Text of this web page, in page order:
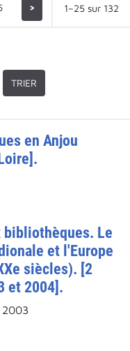
> 1–25 sur 132
TRIER
en Anjou
bibliothèques. Le
et l'Europe
siècles). [2
et 2004].
2003